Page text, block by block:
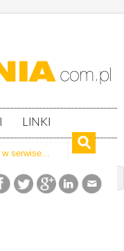
LINKI
woj. pomorskie